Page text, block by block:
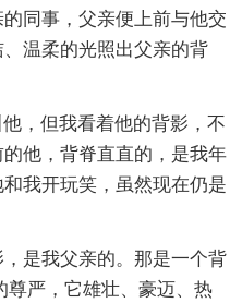
同事，父亲便上前与他交
温柔的光照出父亲的背
，但我看着他的背影，不
他，背脊直直的，是我年
我开玩笑，虽然现在仍是
是我父亲的。那是一个背
尊严，它雄壮、豪迈、热